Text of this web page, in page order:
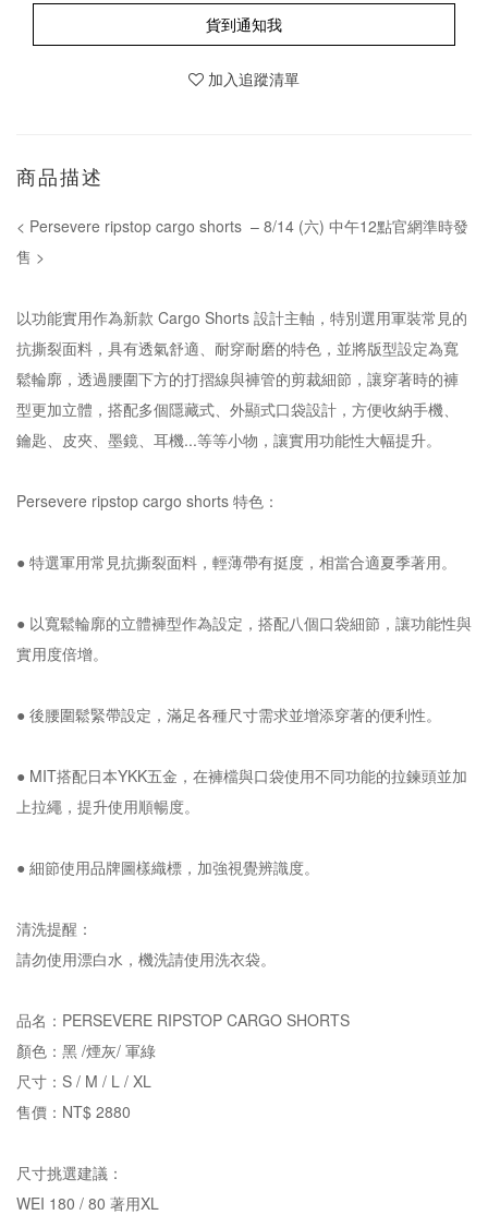
貨到通知我
加入追蹤清單
商品描述
< Persevere ripstop cargo shorts – 8/14 (六) 中午12點官網準時發
售 >
以功能實用作為新款 Cargo Shorts 設計主軸，特別選用軍裝常見的
抗撕裂面料，具有透氣舒適、耐穿耐磨的特色，並將版型設定為寬
鬆輪廓，透過腰圍下方的打摺線與褲管的剪裁細節，讓穿著時的褲
型更加立體，搭配多個隱藏式、外顯式口袋設計，方便收納手機、
鑰匙、皮夾、墨鏡、耳機...等等小物，讓實用功能性大幅提升。
Persevere ripstop cargo shorts 特色：
● 特選軍用常見抗撕裂面料，輕薄帶有挺度，相當合適夏季著用。
● 以寬鬆輪廓的立體褲型作為設定，搭配八個口袋細節，讓功能性與
實用度倍增。
● 後腰圍鬆緊帶設定，滿足各種尺寸需求並增添穿著的便利性。
● MIT搭配日本YKK五金，在褲檔與口袋使用不同功能的拉鍊頭並加
上拉繩，提升使用順暢度。
● 細節使用品牌圖樣織標，加強視覺辨識度。
清洗提醒：
請勿使用漂白水，機洗請使用洗衣袋。
品名：PERSEVERE RIPSTOP CARGO SHORTS
顏色：黑 /煙灰/ 軍綠
尺寸：S / M / L / XL
售價：NT$ 2880
尺寸挑選建議：
WEI 180 / 80 著用XL